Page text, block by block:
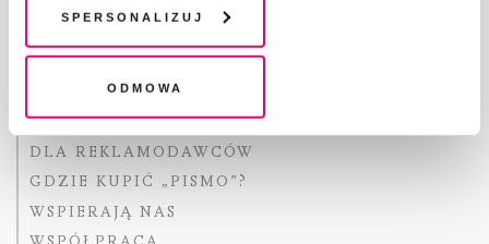
plików cookie". Wycofanie zgody nie wpływa na
legalność przetwarzania danych przed jej wycofaniem
Spersonalizuj
Odmowa
ABOUT PISMO
FACT-CHECKING W „PIŚMIE”
DLA OSÓB PISZĄCYCH
DLA REKLAMODAWCÓW
GDZIE KUPIĆ „PISMO”?
WSPIERAJĄ NAS